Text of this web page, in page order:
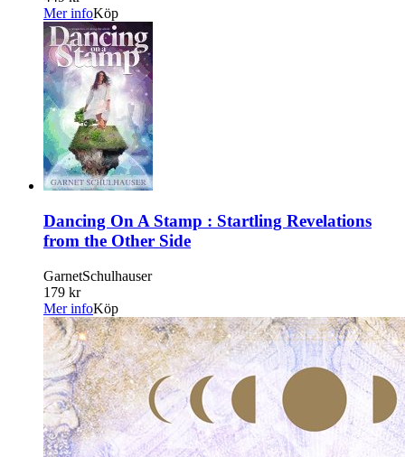
Mer infoKöp
Dancing On A Stamp : Startling Revelations
from the Other Side
GarnetSchulhauser
179 kr
Mer infoKöp